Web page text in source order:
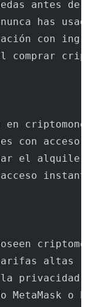
antes de
has
con
comprar
con
el
altas
la
MetaMask